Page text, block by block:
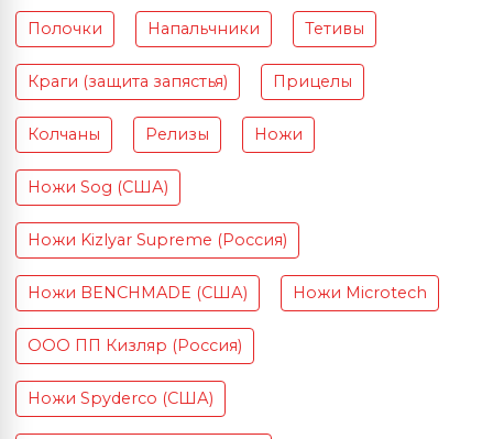
Полочки Напальчники Тетивы
Краги (защита запястья) Прицелы
Колчаны Релизы Ножи
Ножи Sog (США)
Ножи Kizlyar Supreme (Россия)
Ножи BENCHMADE (США) Ножи Microtech
ООО ПП Кизляр (Россия)
Ножи Spyderco (США)